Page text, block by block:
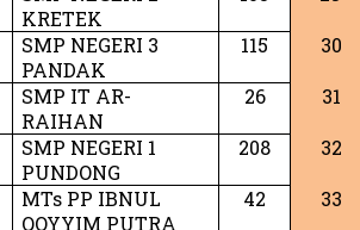
KRETEK
SMP NEGERI 3
PANDAK
115 30
SMP IT AR-
RAIHAN
26 31
SMP NEGERI 1
PUNDONG
208 32
MTs PP IBNUL
QOYYIM PUTRA
42 33